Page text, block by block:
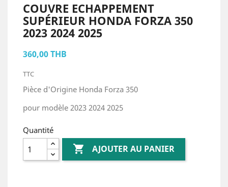
COUVRE ECHAPPEMENT
SUPÉRIEUR HONDA FORZA 350
2023 2024 2025
360,00 THB
TTC
Pièce d'Origine Honda Forza 350
pour modèle 2023 2024 2025
Quantité
 AJOUTER AU PANIER